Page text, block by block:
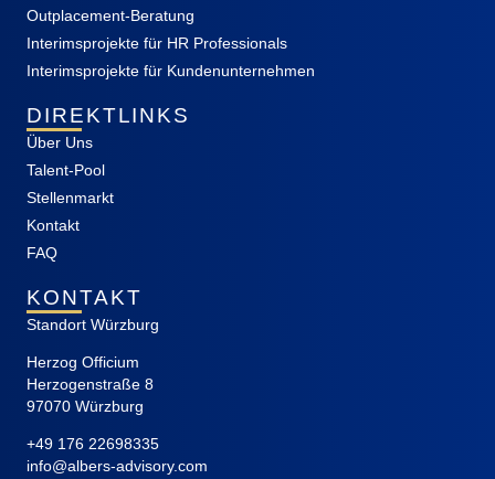
Outplacement-Beratung
Interimsprojekte für HR Professionals
Interimsprojekte für Kundenunternehmen
DIREKTLINKS
Über Uns
Talent-Pool
Stellenmarkt
Kontakt
FAQ
KONTAKT
Standort Würzburg
Herzog Officium
Herzogenstraße 8
97070 Würzburg
+49 176 22698335
info@albers-advisory.com